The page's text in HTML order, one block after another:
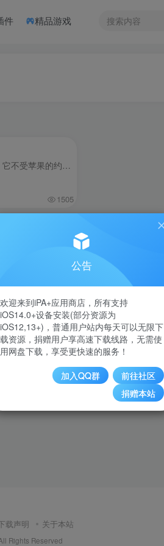
件 精品游戏
Aemulo 是由 Amy While 专门为巨魔用户打造的 NFC 模拟器。它不受苹果的约束，能够自由读写、模拟 NFC 标签，甚至还可以把 NFC 添加到“钱包”中，为用户带来接近原生 NFC 功能的体验。虽然免费...
1505
载声明 关于本站
Rights Reserved
公告
欢迎来到iPA+应用商店，所有支持
iOS14.0+设备安装(部分资源为
iOS12,13+)，普通用户站内每天可以无限下
载资源，捐赠用户享高速下载线路，无需使
用网盘下载，享受更快速的服务！
加入QQ群
前往社区
捐赠本站